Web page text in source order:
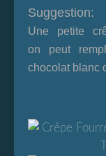
Suggestion:
Une petite
on peut
chocolat blanc